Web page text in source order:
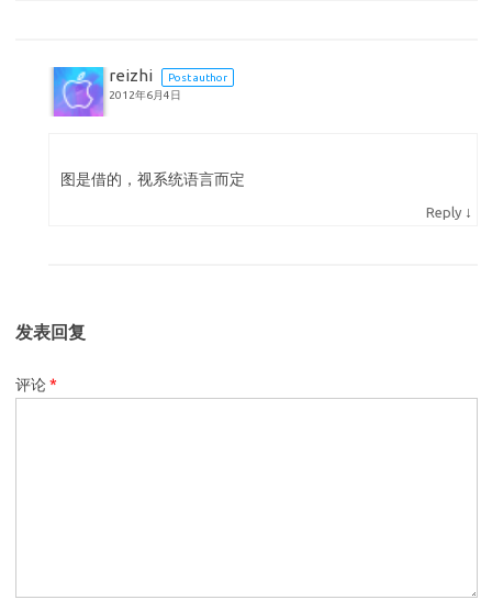
reizhi
Post author
2012年6月4日
图是借的，视系统语言而定
Reply ↓
发表回复
评论*